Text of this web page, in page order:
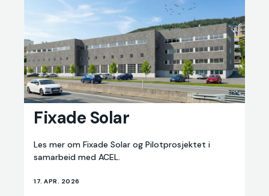
Fixade
Solar
Fixade Solar
Les mer om Fixade Solar og Pilotprosjektet i
samarbeid med ACEL.
17. APR. 2026